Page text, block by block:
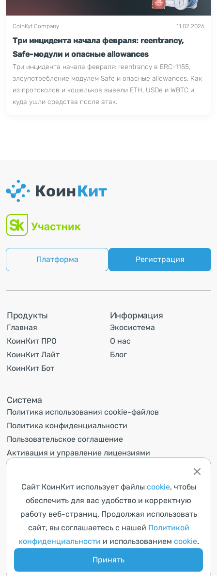
CoinKyt Company 11.02.2026
Три инцидента начала февраля: reentrancy,
Safe-модули и опасные allowances
Три инцидента начала февраля: reentrancy в ERC-1155,
злоупотребление модулем Safe и опасные allowances. Как
из протоколов и кошельков вывели ETH, USDe и WBTC и
куда ушли средства после атак.
Платформа Регистрация
Продукты
Главная
КоинКит ПРО
КоинКит Лайт
КоинКит Бот
Информация
Экосистема
О нас
Блог
Система
Политика использования cookie-файлов
Политика конфиденциальности
Пользовательское соглашение
Активация и управление лицензиями
Контакты
Telegram
Вконтакте
info@coinkyt.com
© Copyright CoinKyt 2026
Сайт КоинКит использует файлы cookie, чтобы
обеспечить для вас удобство и корректную
работу веб-страниц. Продолжая использовать
сайт, вы соглашаетесь с нашей Политикой
конфиденциальности и использованием cookie.
Принять